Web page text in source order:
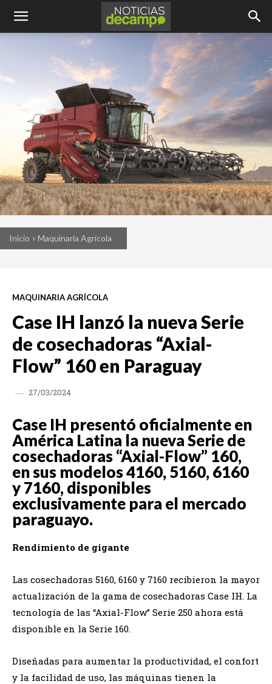
Inicio Maquinaria Agrícola
MAQUINARIA AGRÍCOLA
Case IH lanzó la nueva Serie
de cosechadoras “Axial-
Flow” 160 en Paraguay
27/03/2024
Case IH presentó oficialmente en
América Latina la nueva Serie de
cosechadoras “Axial-Flow” 160,
en sus modelos 4160, 5160, 6160
y 7160, disponibles
exclusivamente para el mercado
paraguayo.
Rendimiento de gigante
Las cosechadoras 5160, 6160 y 7160 recibieron la mayor
actualización de la gama de cosechadoras Case IH. La
tecnología de las “Axial-Flow” Serie 250 ahora está
disponible en la Serie 160.
Diseñadas para aumentar la productividad, el confort
y la facilidad de uso, las máquinas tienen la